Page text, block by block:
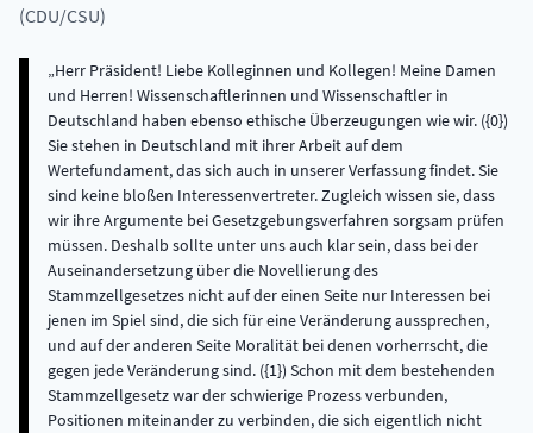
(CDU/CSU)
Herr Präsident! Liebe Kolleginnen und Kollegen! Meine Damen
und Herren! Wissenschaftlerinnen und Wissenschaftler in
Deutschland haben ebenso ethische Überzeugungen wie wir. ({0})
Sie stehen in Deutschland mit ihrer Arbeit auf dem
Wertefundament, das sich auch in unserer Verfassung findet. Sie
sind keine bloßen Interessenvertreter. Zugleich wissen sie, dass
wir ihre Argumente bei Gesetzgebungsverfahren sorgsam prüfen
müssen. Deshalb sollte unter uns auch klar sein, dass bei der
Auseinandersetzung über die Novellierung des
Stammzellgesetzes nicht auf der einen Seite nur Interessen bei
jenen im Spiel sind, die sich für eine Veränderung aussprechen,
und auf der anderen Seite Moralität bei denen vorherrscht, die
gegen jede Veränderung sind. ({1}) Schon mit dem bestehenden
Stammzellgesetz war der schwierige Prozess verbunden,
Positionen miteinander zu verbinden, die sich eigentlich nicht